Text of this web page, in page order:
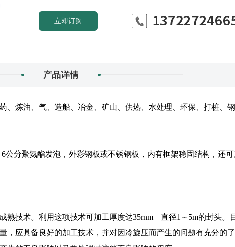
立即订购
产品详情
炼油、气、造船、冶金、矿山、供热、水处理、环保、打桩、
分聚氨酯发泡，外彩钢板或不锈钢板，内有框架稳固结构，还可
技术。利用这项技术可加工厚度达35rnm，直径1～5m的封头。
，应具备良好的加工技术，并对因冷旋压而产生的问题有充分的